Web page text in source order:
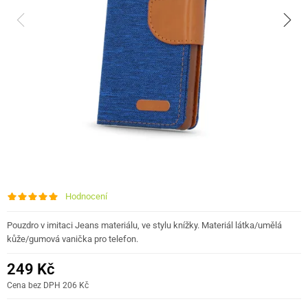
Hodnocení
Pouzdro v imitaci Jeans materiálu, ve stylu knížky. Materiál látka/umělá
kůže/gumová vanička pro telefon.
249 Kč
Cena bez DPH 206 Kč